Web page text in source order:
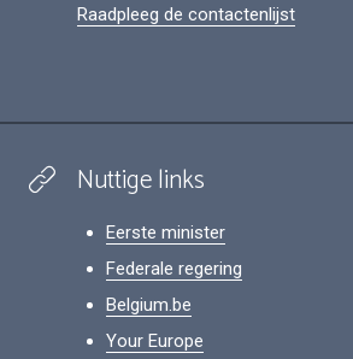
Raadpleeg de contactenlijst
Nuttige links
Eerste minister
Federale regering
Belgium.be
Your Europe